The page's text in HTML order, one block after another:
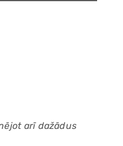
arī dažādus